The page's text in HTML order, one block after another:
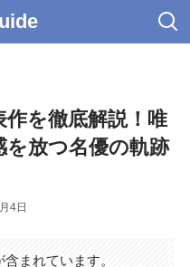
作を徹底解説！唯
を放つ名優の軌跡
4日
まれています。